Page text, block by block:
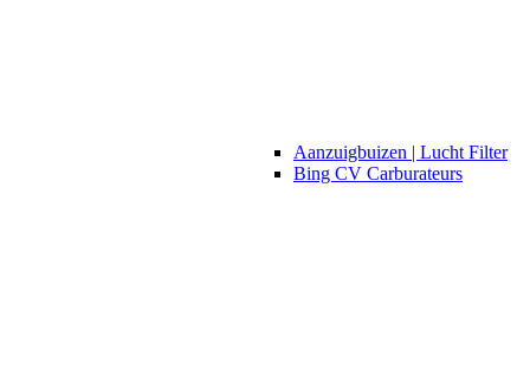
Aanzuigbuizen | Lucht Filter
Bing CV Carburateurs